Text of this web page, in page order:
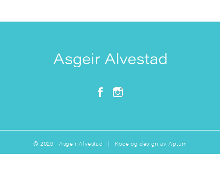
© 2026 - Asgeir Alvestad | Kode og design avAptum